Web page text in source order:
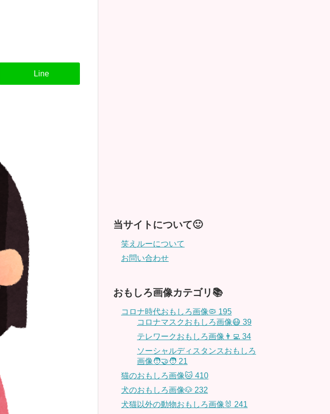
当サイトについて🙂
笑えルーについて
お問い合わせ
おもしろ画像カテゴリ📚
コロナ時代おもしろ画像🦠 195
コロナマスクおもしろ画像😷 39
テレワークおもしろ画像👨‍💻 34
ソーシャルディスタンスおもしろ
画像🧑‍🤝‍🧑 21
猫のおもしろ画像🐱 410
犬のおもしろ画像🐶 232
犬猫以外の動物おもしろ画像🐰 241